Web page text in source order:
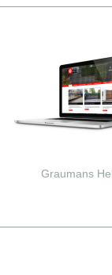
Graumans